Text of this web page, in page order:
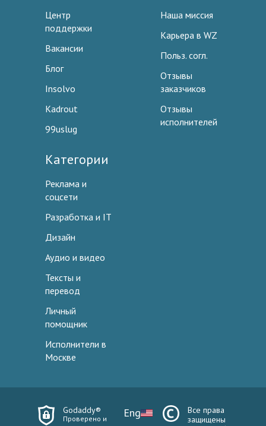
Центр
поддержки
Вакансии
Блог
Insolvo
Kadrout
99uslug
Наша миссия
Карьера в WZ
Польз. согл.
Отзывы
заказчиков
Отзывы
исполнителей
Категории
Реклама и
соцсети
Разработка и IT
Дизайн
Аудио и видео
Тексты и
перевод
Личный
помощник
Исполнители в
Москве
Godaddy®
Проверено и
Eng
Все права
защищены